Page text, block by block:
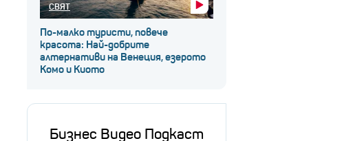
СВЯТ
По-малко туристи, повече
красота: Най-добрите
алтернативи на Венеция, езерото
Комо и Киото
Бизнес Видео Подкаст